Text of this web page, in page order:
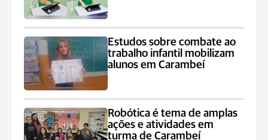
Estudos sobre combate ao
trabalho infantil mobilizam
alunos em Carambeí
Robótica é tema de amplas
ações e atividades em
turma de Carambeí